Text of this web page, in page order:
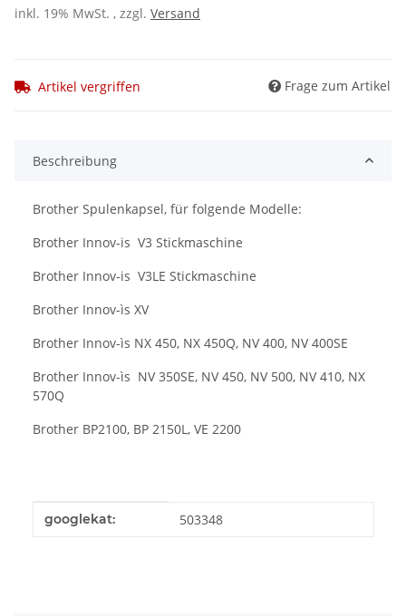
inkl. 19% MwSt. , zzgl. Versand
Artikel vergriffen Frage zum Artikel
Beschreibung
Brother Spulenkapsel, für folgende Modelle:
Brother Innov-is V3 Stickmaschine
Brother Innov-is V3LE Stickmaschine
Brother Innov-ìs XV
Brother Innov-ìs NX 450, NX 450Q, NV 400, NV 400SE
Brother Innov-ìs NV 350SE, NV 450, NV 500, NV 410, NX
570Q
Brother BP2100, BP 2150L, VE 2200
Produkteigenschaft
Wert
googlekat: 503348